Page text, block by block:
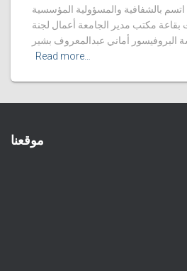
اتسم بالشفافية والمسؤولية المؤسسية
بقاعة مكتب مدير الجامعة أعمال لجنة
Read more…
موقعنا